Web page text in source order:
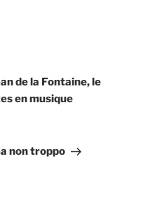
de la Fontaine, le
en musique
non troppo